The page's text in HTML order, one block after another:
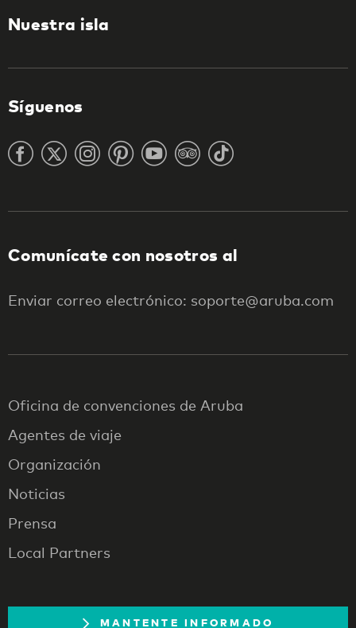
Nuestra isla
Síguenos
Comunícate con nosotros al
Enviar correo electrónico: soporte@aruba.com
Oficina de convenciones de Aruba
Agentes de viaje
Organización
Noticias
Prensa
Local Partners
MANTENTE INFORMADO